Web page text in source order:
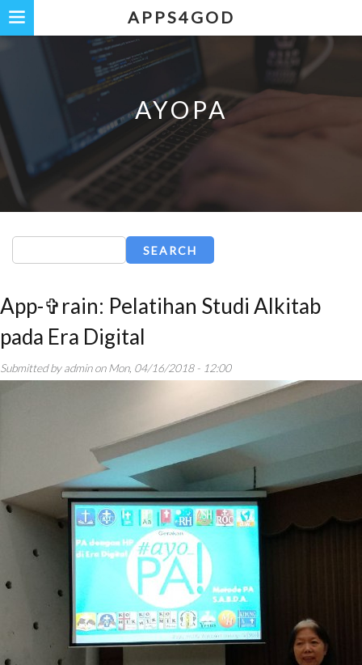
Skip
main
APPS4GOD
AYOPA
App-✞rain: Pelatihan Studi Alkitab
pada Era Digital
Submitted byadmin onMon, 04/16/2018 - 12:00